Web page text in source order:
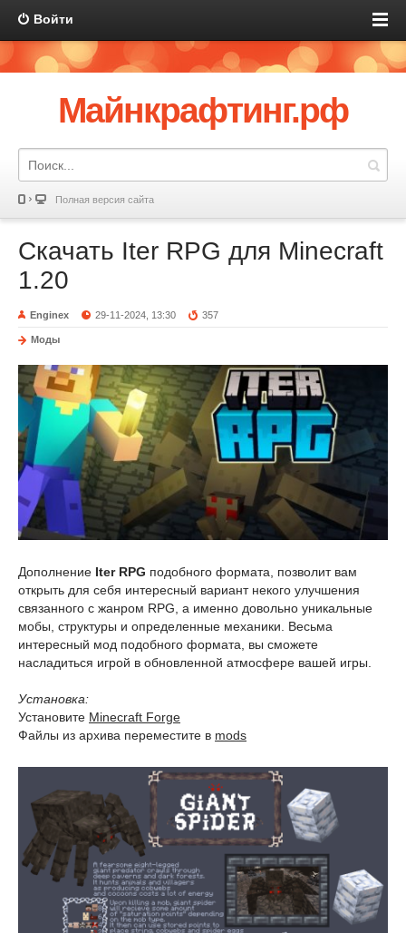
Войти
Майнкрафтинг.рф
Полная версия сайта
Скачать Iter RPG для Minecraft
1.20
Enginex 29-11-2024, 13:30 357
Моды
Дополнение Iter RPG подобного формата, позволит вам
открыть для себя интересный вариант некого улучшения
связанного с жанром RPG, а именно довольно уникальные
мобы, структуры и определенные механики. Весьма
интересный мод подобного формата, вы сможете
насладиться игрой в обновленной атмосфере вашей игры.
Установка:
Установите Minecraft Forge
Файлы из архива переместите в mods